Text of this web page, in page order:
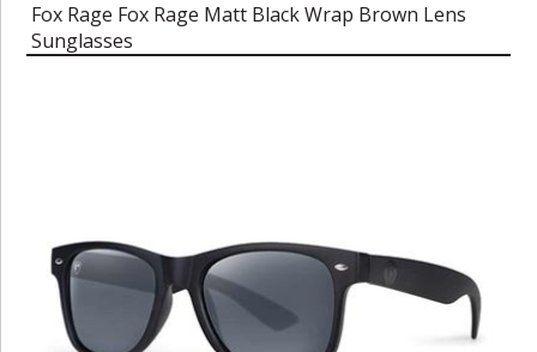
Fox Rage Fox Rage Matt Black Wrap Brown Lens
Sunglasses